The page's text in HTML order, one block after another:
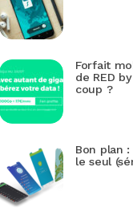
Forfait
de RED
coup ?
Bon plan
le seul